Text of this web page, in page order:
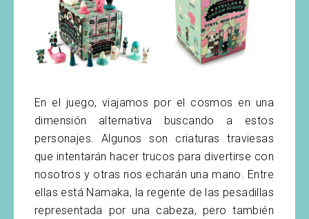
En el juego, viajamos por el cosmos en una
dimensión alternativa buscando a estos
personajes. Algunos son criaturas traviesas
que intentarán hacer trucos para divertirse con
nosotros y otras nos echarán una mano. Entre
ellas está Namaka, la regente de las pesadillas
representada por una cabeza, pero también